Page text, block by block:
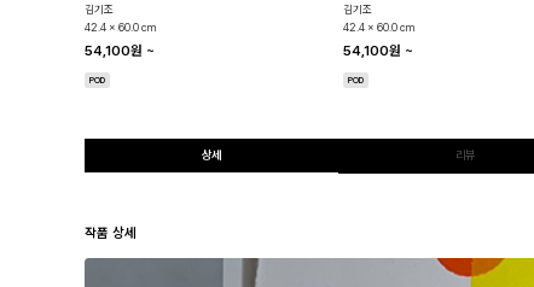
김기조
42.4 x 60.0 cm
54,100원 ~
POD
김기조
42.4 x 60.0 cm
54,100원 ~
POD
상세 리뷰
작품 상세